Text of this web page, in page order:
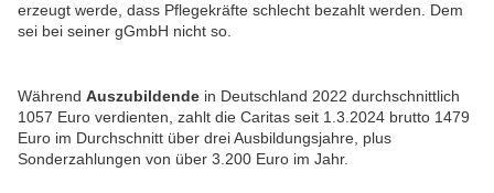
erzeugt werde, dass Pflegekräfte schlecht bezahlt werden. Dem
sei bei seiner gGmbH nicht so.
Während Auszubildende in Deutschland 2022 durchschnittlich
1057 Euro verdienten, zahlt die Caritas seit 1.3.2024 brutto 1479
Euro im Durchschnitt über drei Ausbildungsjahre, plus
Sonderzahlungen von über 3.200 Euro im Jahr.